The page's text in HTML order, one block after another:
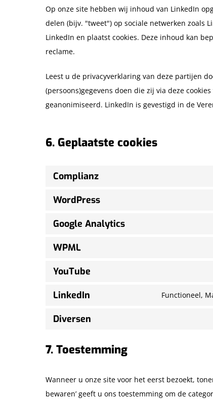
Op onze site hebben wij inhoud van LinkedIn
delen (bijv. "tweet") op sociale netwerken zoals
LinkedIn en plaatst cookies. Deze inhoud kan
reclame.
Leest u de privacyverklaring van deze partijen
(persoons)gegevens doen die zij via deze
geanonimiseerd. LinkedIn is gevestigd in de
6. Geplaatste cookies
Complianz
WordPress
Google Analytics
WPML
YouTube
LinkedIn Functioneel,
Diversen
7. Toestemming
Wanneer u onze site voor het eerst bezoekt,
bewaren’ geeft u ons toestemming om de